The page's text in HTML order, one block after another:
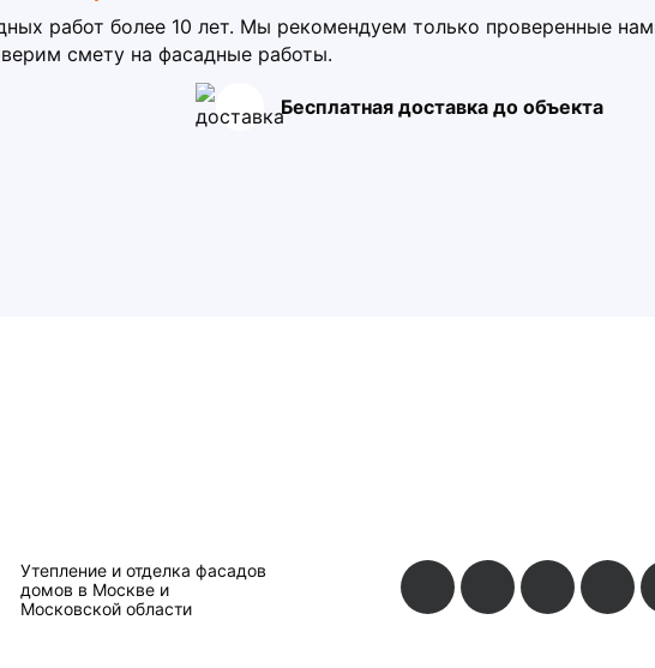
работ более 10 лет. Мы рекомендуем только проверенные
смету на фасадные работы.
Бесплатная доставка до объекта
Утепление и отделка фасадов
домов в Москве и
Московской области